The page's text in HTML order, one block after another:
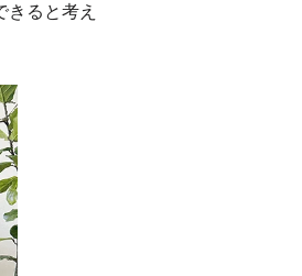
ると考え